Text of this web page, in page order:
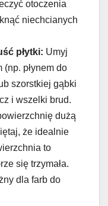
otoczenia
niechcianych
płytki: Umyj
(np. płynem do
szorstkiej gąbki
i wszelki brud.
dużą
że idealnie
to
się trzymała.
dla farb do